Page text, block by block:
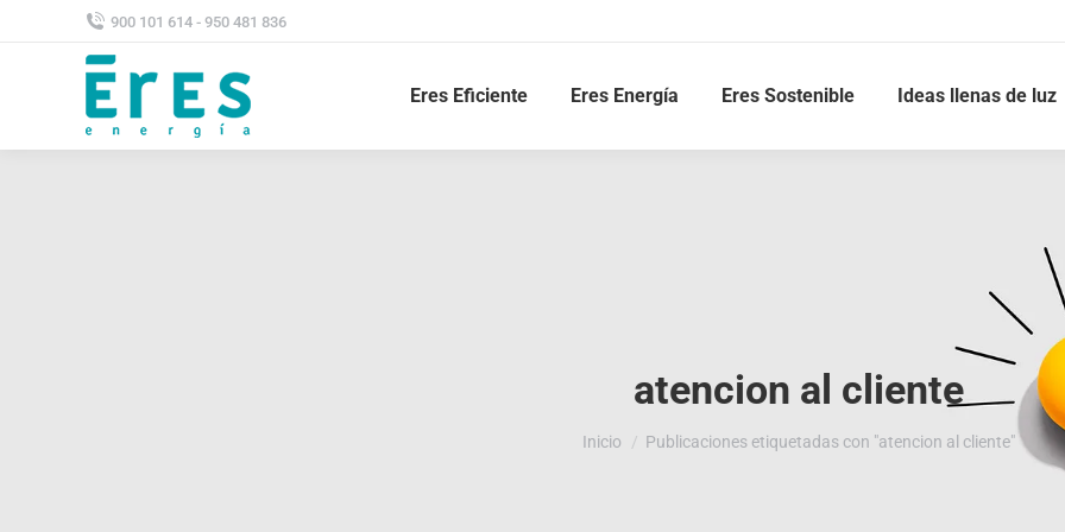
900 101 614 - 950 481 836
Eres Eficiente Eres Energía Eres Sostenible Ideas llenas de luz
atencion al cliente
Estás aquí:
Inicio Publicaciones etiquetadas con "atencion al cliente"